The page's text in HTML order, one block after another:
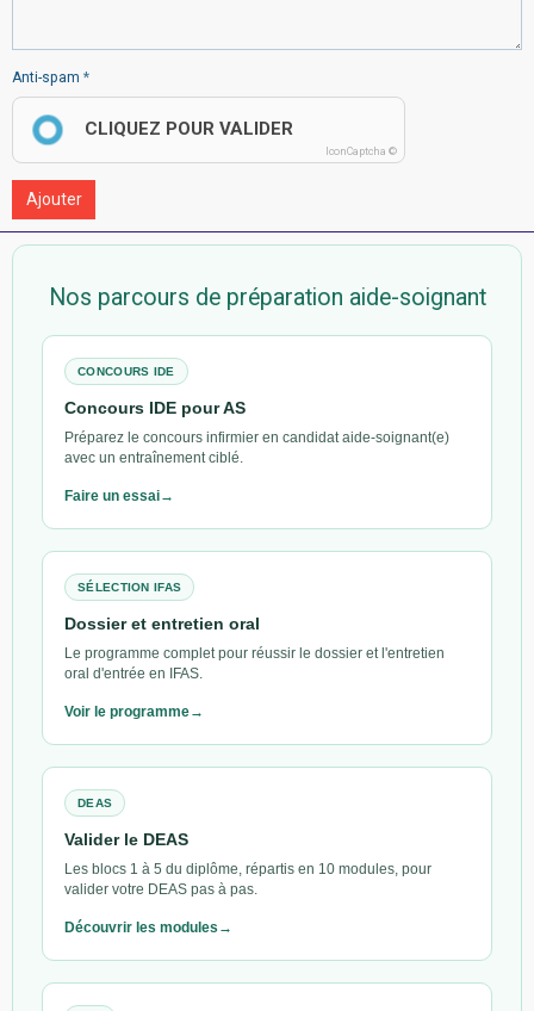
Anti-spam
CLIQUEZ POUR VALIDER
IconCaptcha ©
Ajouter
Nos parcours de préparation aide-soignant
CONCOURS IDE
Concours IDE pour AS
Préparez le concours infirmier en candidat aide-soignant(e)
avec un entraînement ciblé.
Faire un essai
SÉLECTION IFAS
Dossier et entretien oral
Le programme complet pour réussir le dossier et l'entretien
oral d'entrée en IFAS.
Voir le programme
DEAS
Valider le DEAS
Les blocs 1 à 5 du diplôme, répartis en 10 modules, pour
valider votre DEAS pas à pas.
Découvrir les modules